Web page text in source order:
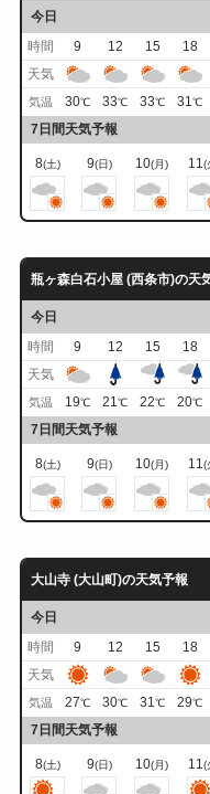
今日
時間
9 12 15 18
天気
気温 30℃ 33℃ 33℃ 31℃
7日間天気予報
8(土) 9(日) 10(月) 11 (
瓶ヶ森白石小屋 (西条市)の天
今日
時間
9 12 15 18
天気
気温 19℃ 21℃ 22℃ 20℃
7日間天気予報
8(土) 9(日) 10(月) 11(
大山寺 (大山町)の天気予報
今日
時間
9 12 15 18
天気
気温 27℃ 30℃ 31℃ 29℃
7日間天気予報
8(土) 9(日) 10(月) 11(